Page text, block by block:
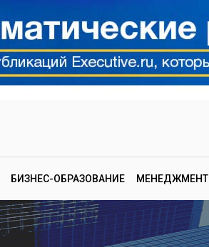
БИЗНЕС-ОБРАЗОВАНИЕ МЕНЕДЖМЕНТ